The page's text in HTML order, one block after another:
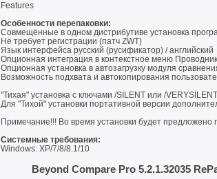
Features
Особенности перепаковки:
Совмещённые в одном дистрибутиве установка
Не требует регистрации (патч ZWT)
Язык интерфейса русский (русификатор) / английский
Опционная интеграция в контекстное меню
Опционная установка в автозагрузку модуля
Возможность подхвата и автокопирования
"Тихая" установка с ключами /SILENT или /
Для "Тихой" установки портативной версии
Примечание!!! Во время установки будет
Системные требования:
Windows: XP/7/8/8.1/10
Beyond Compare Pro 5.2.1.32035